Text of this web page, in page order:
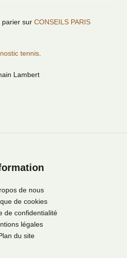
parier sur CONSEILS PARIS
tennis.
Lambert
de nous
de cookies
de confidentialité
légales
du site